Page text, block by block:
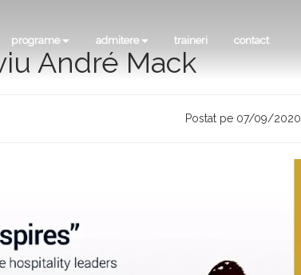
programe admitere traineri contact
André Mack
Postat pe 07/09/2020